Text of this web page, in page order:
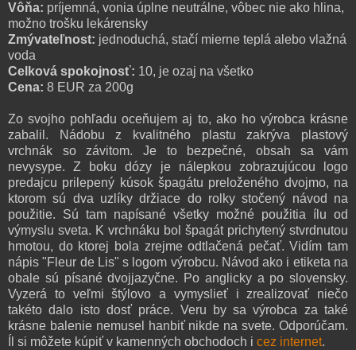
Vôňa: príjemná, vonia úplne neutrálne, vôbec nie ako hlina,
možno trošku lekárensky
Zmývateľnost: jednoduchá, stačí mierne teplá alebo vlažná
voda
Celková spokojnosť: 10, je ozaj na všetko
Cena: 8 EUR za 200g
Zo svojho pohľadu oceňujem aj to, ako ho výrobca krásne
zabalil. Nádobu z kvalitného plastu zakrýva plastový
vrchnák so závitom. Je to bezpečné, obsah sa vám
nevysype. Z boku dózy je nálepkou zobrazujúcou logo
predajcu prilepený kúsok špagátu preloženého dvojmo, na
ktorom sú dva uzlíky držiace do rolky stočený návod na
použitie. Sú tam napísané všetky možné použitia ílu od
výmyslu sveta. K vrchnáku bol špagát prichytený stvrdnutou
hmotou, do ktorej bola zrejme odtlačená pečať. Vidím tam
nápis "Fleur de Lis" s logom výrobcu. Návod ako i etiketa na
obale sú písané dvojjazyčne. Po anglicky a po slovensky.
Vyzerá to veľmi štýlovo a vymyslieť i zrealizovať niečo
takéto dalo isto dosť práce. Veru by sa výrobca za také
krásne balenie nemusel hanbiť nikde na svete. Odporúčam.
Íl si môžete kúpiť v kamenných obchodoch i cez internet.